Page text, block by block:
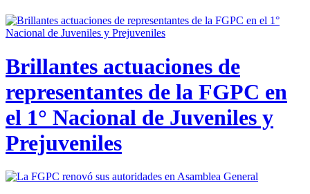
Brillantes actuaciones de
representantes de la FGPC en
el 1° Nacional de Juveniles y
Prejuveniles